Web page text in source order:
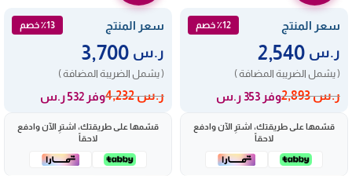
سعر المنتج ٪12 خصم
ر.س
( يشمل الضريبة المضافة )
ر.س2,893 وفر 353 ر.س
قسّمها على طريقتك، اشترِ الآن وادفع
لاحقاً
سعر المنتج ٪13 خصم
ر.س
( يشمل الضريبة المضافة )
ر.س4,232 وفر 532 ر.س
قسّمها على طريقتك، اشترِ الآن وادفع
لاحقاً